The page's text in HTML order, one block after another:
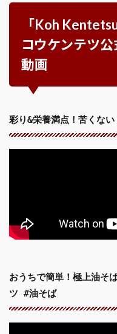
「Koh
コウケンテツ
動画
彩り&栄養満点！苦くな
おうちで簡単！極上油
ツ #油そば